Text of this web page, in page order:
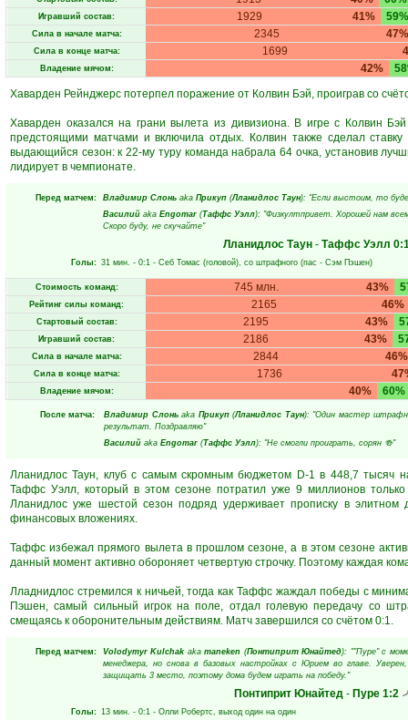
Игравший состав: 41%
1929 59%
Сила в начале матча: 47%
2345
Сила в конце матча: 1699
Владение мячом: 42%
Хаварден Рейнджерс потерпел поражение от Колвин Бэй, проиграв со
Хаварден оказался на грани вылета из дивизиона. В игре с Колвин
предстоящими матчами и включила отдых. Колвин также сделал
выдающийся сезон: к 22-му туру команда набрала 64 очка, установив
лидирует в чемпионате.
Перед матчем: Владимир Слонь aka Прикуп (Лланидлос Таун): "Если выстоим, то
Василий aka Engomar (Таффс Уэлл): "Физкултпривет. Хорошей нам
Скоро буду, не скучайте"
Лланидлос Таун- Таффс Уэлл
Голы: 31 мин. - 0:1 - Себ Томас (головой), со штрафного (пас - Сэм Пэшен)
Стоимость команд: 43%
745 млн.
Рейтинг силы команд: 46%
2165
Стартовый состав: 43%
2195
Игравший состав: 43%
2186
Сила в начале матча: 46%
2844
Сила в конце матча: 1736
Владение мячом: 40% 60%
После матча: Владимир Слонь aka Прикуп (Лланидлос Таун): "Один мастер
результат. Поздравляю"
Василий aka Engomar (Таффс Уэлл): "Не смогли проиграть, сорян 🍻"
Лланидлос Таун, клуб с самым скромным бюджетом D-1 в 448,7 тысяч
Таффс Уэлл, который в этом сезоне потратил уже 9 миллионов
Лланидлос уже шестой сезон подряд удерживает прописку в элитном
финансовых вложениях.
Таффс избежал прямого вылета в прошлом сезоне, а в этом сезоне
данный момент активно обороняет четвертую строчку. Поэтому каждая
Лладнидлос стремился к ничьей, тогда как Таффс жаждал победы с
Пэшен, самый сильный игрок на поле, отдал голевую передачу со
смещаясь к оборонительным действиям. Матч завершился со счётом 0:1.
Перед матчем: Volodymyr Kulchak aka maneken (Понтиприт Юнайтед): ""Пуре" с
менеджера, но снова в базовых настройках с Юрием во главе.
защищать 3 место, поэтому дома будем играть на победу."
Понтиприт Юнайтед- Пуре 1:2
Голы: 13 мин. - 0:1 - Олли Робертс, выход один на один